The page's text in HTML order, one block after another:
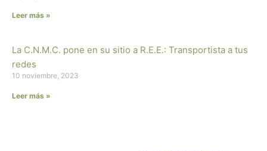
Leer más »
La C.N.M.C. pone en su sitio a R.E.E.: Transportista a tus
redes
10 noviembre, 2023
Leer más »